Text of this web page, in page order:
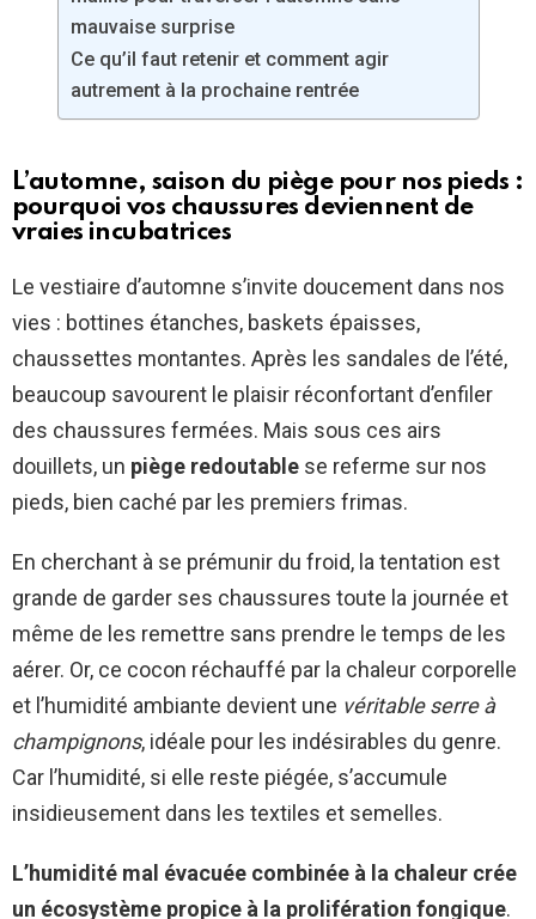
mauvaise surprise
Ce qu’il faut retenir et comment agir
autrement à la prochaine rentrée
L’automne, saison du piège pour nos pieds :
pourquoi vos chaussures deviennent de
vraies incubatrices
Le vestiaire d’automne s’invite doucement dans nos
vies : bottines étanches, baskets épaisses,
chaussettes montantes. Après les sandales de l’été,
beaucoup savourent le plaisir réconfortant d’enfiler
des chaussures fermées. Mais sous ces airs
douillets, un piège redoutable se referme sur nos
pieds, bien caché par les premiers frimas.
En cherchant à se prémunir du froid, la tentation est
grande de garder ses chaussures toute la journée et
même de les remettre sans prendre le temps de les
aérer. Or, ce cocon réchauffé par la chaleur corporelle
et l’humidité ambiante devient une véritable serre à
champignons, idéale pour les indésirables du genre.
Car l’humidité, si elle reste piégée, s’accumule
insidieusement dans les textiles et semelles.
L’humidité mal évacuée combinée à la chaleur crée
un écosystème propice à la prolifération fongique.